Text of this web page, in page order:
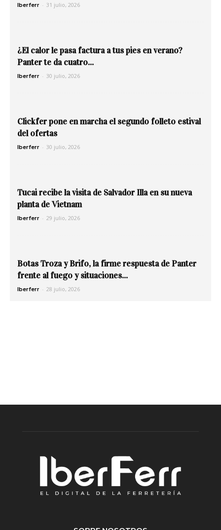
Iberferr - 31 julio, 2026
¿El calor le pasa factura a tus pies en verano?
Panter te da cuatro...
Iberferr - 30 julio, 2026
Clickfer pone en marcha el segundo folleto estival
del ofertas
Iberferr - 30 julio, 2026
Tucai recibe la visita de Salvador Illa en su nueva
planta de Vietnam
Iberferr - 29 julio, 2026
Botas Troza y Brifo, la firme respuesta de Panter
frente al fuego y situaciones...
Iberferr - 28 julio, 2026